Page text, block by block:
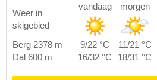
Weer in
skigebied
vandaag morgen
Berg 2378 m 9/22 °C 11/21 °C
Dal 600 m
16/32 °C 18/31 °C